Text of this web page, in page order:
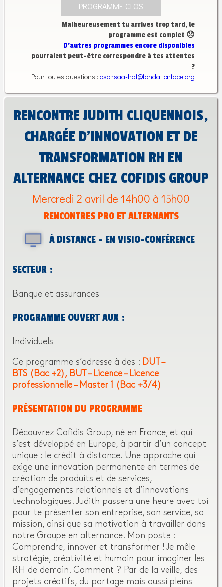
PROGRAMME CLOS
Malheureusement tu arrives trop tard, le
programme est complet 😞
D’autres programmes encore disponibles
pourraient peut-être correspondre à tes attentes
?
Pour toutes questions : osonsaa-hdf@fondationface.org
RENCONTRE JUDITH CLIQUENNOIS,
CHARGÉE D’INNOVATION ET DE
TRANSFORMATION RH EN
ALTERNANCE CHEZ COFIDIS GROUP
Mercredi 2 avril de 14h00 à 15h00
RENCONTRES PRO ET ALTERNANTS
À DISTANCE - EN VISIO-CONFÉRENCE
SECTEUR :
Banque et assurances
PROGRAMME OUVERT AUX :
Individuels
Ce programme s’adresse à des : DUT –
BTS (Bac +2)
BUT – Licence – Licence
professionnelle – Master 1 (Bac +3/4)
PRÉSENTATION DU PROGRAMME
Découvrez Cofidis Group, né en France, et qui
s’est développé en Europe, à partir d’un concept
unique : le crédit à distance. Une approche qui
exige une innovation permanente en termes de
création de produits et de services,
d’engagements relationnels et d’innovations
technologiques. Judith passera une heure avec toi
pour te présenter son entreprise, son service, sa
mission, ainsi que sa motivation à travailler dans
notre Groupe en alternance. Mon poste :
Comprendre, innover et transformer ! Je mêle
stratégie, créativité et humain pour imaginer les
RH de demain. Comment ? Par de la veille, des
projets créatifs, du partage mais aussi pleins